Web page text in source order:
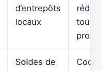
d’entrepôts
locaux
tous
Soldes de
Codes